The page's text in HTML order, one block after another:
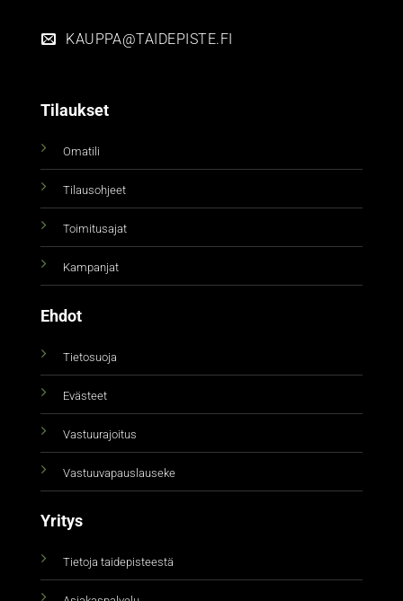
KAUPPA@TAIDEPISTE.FI
Tilaukset
Omatili
Tilausohjeet
Toimitusajat
Kampanjat
Ehdot
Tietosuoja
Evästeet
Vastuurajoitus
Vastuuvapauslauseke
Yritys
Tietoja taidepisteestä